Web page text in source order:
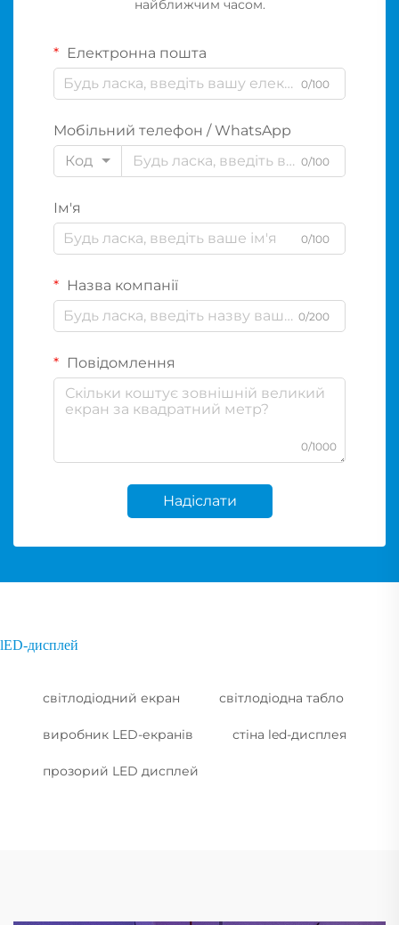
найближчим часом.
Електронна пошта
0/100
Мобільний телефон / WhatsApp
Код
0/100
Ім'я
0/100
Назва компанії
0/200
Повідомлення
0/1000
Надіслати
lED-дисплей
світлодіодний екран світлодіодна табло
виробник LED-екранів стіна led-дисплея
прозорий LED дисплей